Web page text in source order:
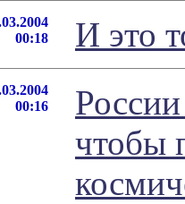
00:18
И это
00:16
чтобы